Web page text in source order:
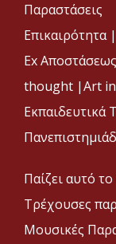
Παραστάσεις
Επικαιρότητα |
Ex
thought |Art
Εκπαιδευτικά
Παίζει αυτό
Τρέχουσες
Μουσικές